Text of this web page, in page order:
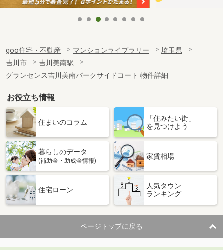
goo住宅・不動産 マンションライブラリー
埼玉県
吉川市
吉川美南駅
グランセンス吉川美南パークサイドコート 物件詳細
お役立ち情報
住まいのコラム
「住みたい街」
を見つけよう
暮らしのデータ
(補助金・助成金情報)
家賃相場
住宅ローン
人気タウン
ランキング
ページトップに戻る